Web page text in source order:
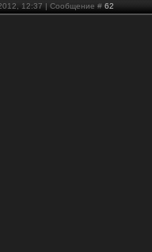
12:37 | Сообщение # 62